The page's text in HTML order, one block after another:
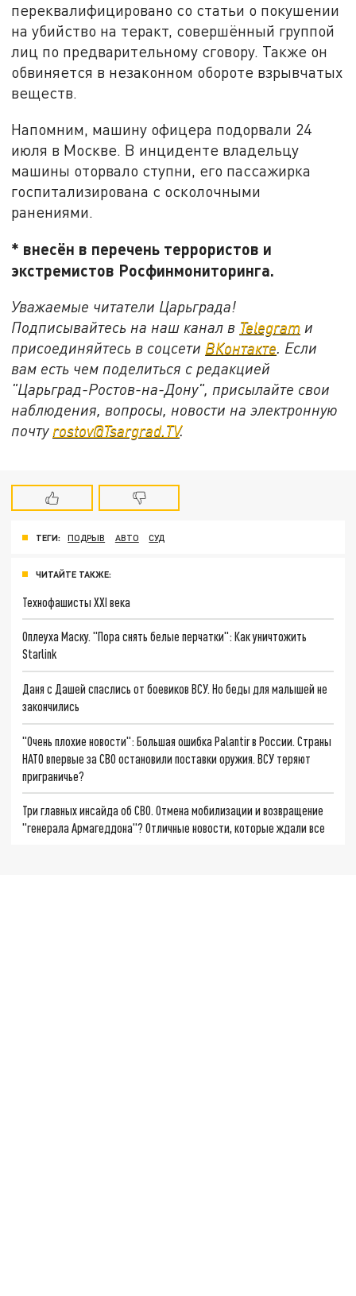
переквалифицировано со статьи о покушении
на убийство на теракт, совершённый группой
лиц по предварительному сговору. Также он
обвиняется в незаконном обороте взрывчатых
веществ.
Напомним, машину офицера подорвали 24
июля в Москве. В инциденте владельцу
машины оторвало ступни, его пассажирка
госпитализирована с осколочными
ранениями.
* внесён в перечень террористов и
экстремистов Росфинмониторинга.
Уважаемые читатели Царьграда!
Подписывайтесь на наш канал в Telegram и
присоединяйтесь в соцсети ВКонтакте. Если
вам есть чем поделиться с редакцией
"Царьград-Ростов-на-Дону", присылайте свои
наблюдения, вопросы, новости на электронную
почту rostov@Tsargrad.ТV.
ТЕГИ: ПОДРЫВ АВТО СУД
ЧИТАЙТЕ ТАКЖЕ:
Технофашисты XXI века
Оплеуха Маску. "Пора снять белые перчатки": Как уничтожить
Starlink
Даня с Дашей спаслись от боевиков ВСУ. Но беды для малышей не
закончились
"Очень плохие новости": Большая ошибка Palantir в России. Страны
НАТО впервые за СВО остановили поставки оружия. ВСУ теряют
приграничье?
Три главных инсайда об СВО. Отмена мобилизации и возвращение
"генерала Армагеддона"? Отличные новости, которые ждали все